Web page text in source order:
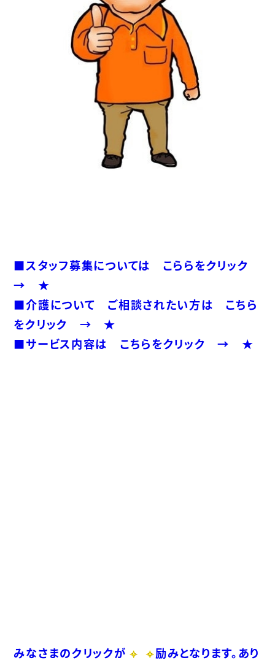
■スタッフ募集については こららをクリック
→ ★
■介護について ご相談されたい方は こちら
をクリック → ★
■サービス内容は こちらをクリック → ★
みなさまのクリックが 励みとなります。あり